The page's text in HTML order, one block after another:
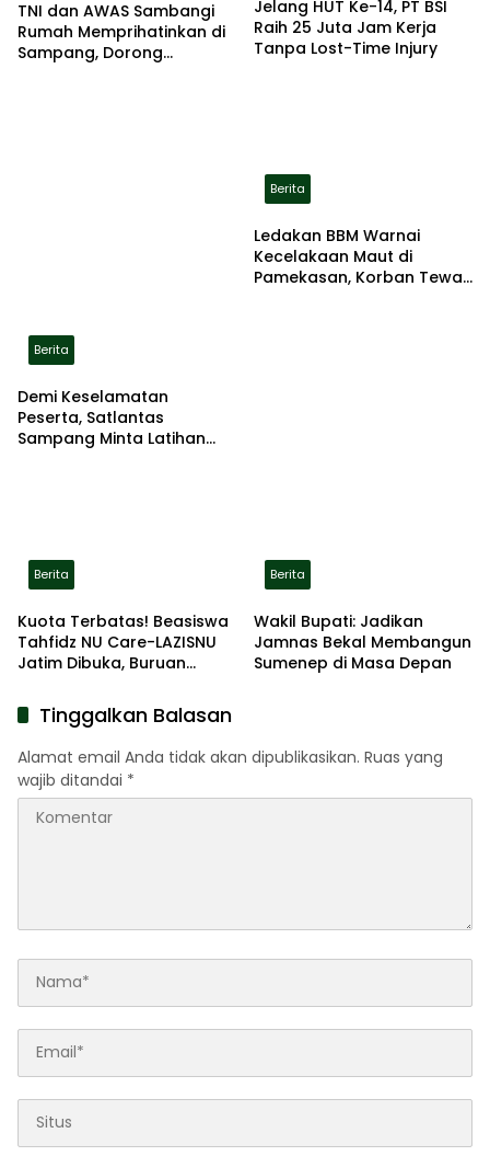
TNI dan AWAS Sambangi
Rumah Memprihatinkan di
Sampang, Dorong
Jelang HUT Ke-14, PT BSI
Raih 25 Juta Jam Kerja
Tanpa Lost-Time Injury
Berita
Demi Keselamatan
Peserta, Satlantas
Sampang Minta Latihan
Berita
Ledakan BBM Warnai
Kecelakaan Maut di
Pamekasan, Korban Tewas
Berita
Kuota Terbatas! Beasiswa
Tahfidz NU Care-LAZISNU
Jatim Dibuka, Buruan
Berita
Wakil Bupati: Jadikan
Jamnas Bekal Membangun
Sumenep di Masa Depan
Tinggalkan Balasan
Alamat email Anda tidak akan dipublikasikan. Ruas yang
wajib ditandai *